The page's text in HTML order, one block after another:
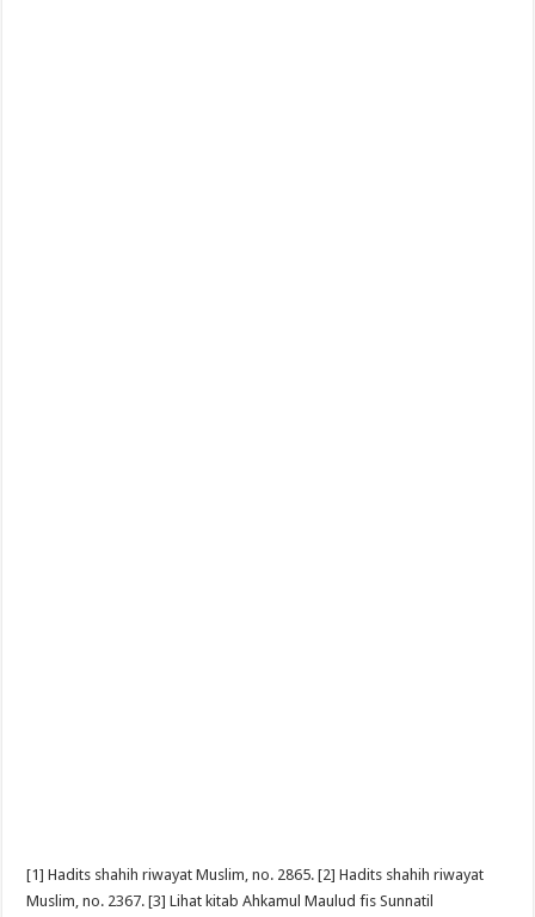
[1] Hadits shahih riwayat Muslim, no. 2865. [2] Hadits shahih riwayat
Muslim, no. 2367. [3] Lihat kitab Ahkamul Maulud fis Sunnatil